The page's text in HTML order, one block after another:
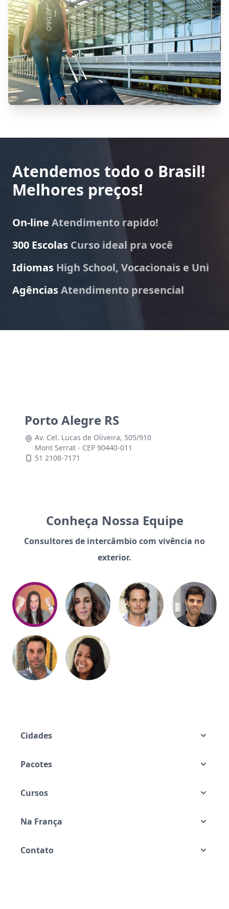
Atendemos todo o Brasil!
Melhores preços!
On-line Atendimento rapido!
300 Escolas Curso ideal pra você
Idiomas High School, Vocacionais e Uni
AgênciasAtendimento presencial
Porto Alegre RS
Av. Cel. Lucas de Oliveira, 505/910
Mont Serrat - CEP 90440-011
51 2108-7171
Conheça Nossa Equipe
Consultores de intercâmbio com vivência no
exterior.
Cidades
Pacotes
Cursos
Na França
Contato